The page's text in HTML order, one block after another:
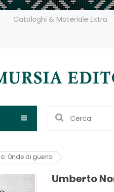
Cataloghi & Materiale Extra
Onde di guerra
Umberto